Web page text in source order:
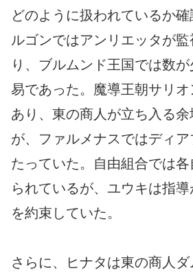
どのように扱われているか
ルゴンではアンリエッタが
り、ブルムンド王国では数
易であった。魔導王朝サリ
あり、東の商人が立ち入る
が、ファルメナスではディ
たっていた。自由組合では
られているが、ユウキは指
を約束していた。
さらに、ヒナタは東の商人ダ